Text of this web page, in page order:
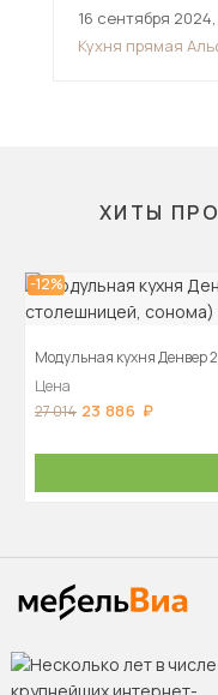
16 сентября 2024,
Кухня прямая
ХИТЫ
-12%
Модульная кухня Денвер
Цена
27 014 23 886